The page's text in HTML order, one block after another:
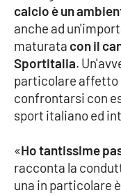
Sanità
Società
Sport
RUBRICHE
Good Morning
calcio è un
anche ad
maturata con il
Sportitalia.
particolare affetto
confrontarsi con
sport italiano ed
«Ho tantissime
racconta la
una in particolare è